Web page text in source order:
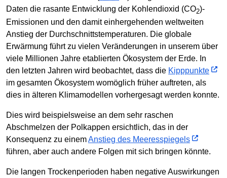
Daten die rasante Entwicklung der Kohlendioxid (CO2)-
Emissionen und den damit einhergehenden weltweiten
Anstieg der Durchschnittstemperaturen. Die globale
Erwärmung führt zu vielen Veränderungen in unserem über
viele Millionen Jahre etablierten Ökosystem der Erde. In
den letzten Jahren wird beobachtet, dass die Kipppunkte
im gesamten Ökosystem womöglich früher auftreten, als
dies in älteren Klimamodellen vorhergesagt werden konnte.
Dies wird beispielsweise an dem sehr raschen
Abschmelzen der Polkappen ersichtlich, das in der
Konsequenz zu einemAnstieg des Meeresspiegels
führen, aber auch andere Folgen mit sich bringen könnte.
Die langen Trockenperioden haben negative Auswirkungen